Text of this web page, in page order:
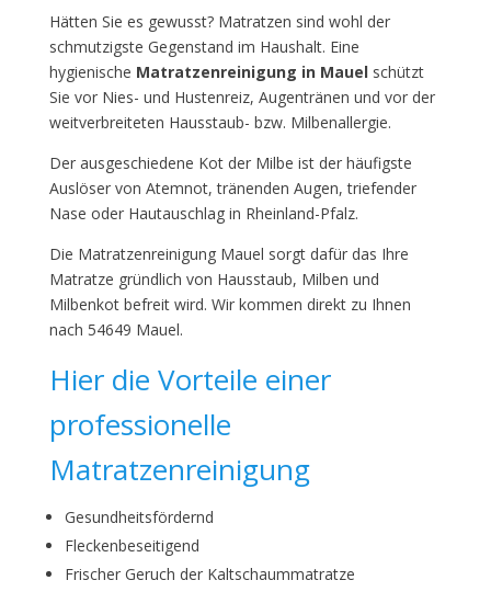
Hätten Sie es gewusst? Matratzen sind wohl der
schmutzigste Gegenstand im Haushalt. Eine
hygienische Matratzenreinigung in Mauelschützt
Sie vor Nies- und Hustenreiz, Augentränen und vor der
weitverbreiteten Hausstaub- bzw. Milbenallergie.
Der ausgeschiedene Kot der Milbe ist der häufigste
Auslöser von Atemnot, tränenden Augen, triefender
Nase oder Hautauschlag in Rheinland-Pfalz.
Die Matratzenreinigung Mauel sorgt dafür das Ihre
Matratze gründlich von Hausstaub, Milben und
Milbenkot befreit wird. Wir kommen direkt zu Ihnen
nach 54649 Mauel.
Hier die Vorteile einer
professionelle
Matratzenreinigung
Gesundheitsfördernd
Fleckenbeseitigend
Frischer Geruch der Kaltschaummatratze